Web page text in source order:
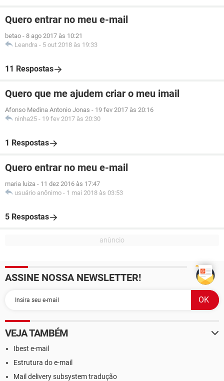
Quero entrar no meu e-mail
betao - 8 ago 2017 às 10:21
Leandra - 5 out 2018 às 19:33
11 Respostas
Quero que me ajudem criar o meu imail
Afonso Medina Antonio Jonas - 19 fev 2017 às 20:16
ninha25 - 19 fev 2017 às 20:30
1 Respostas
Quero entrar no meu e-mail
maria luiza - 11 dez 2016 às 17:47
usuário anônimo - 1 mai 2018 às 03:53
5 Respostas
ASSINE NOSSA NEWSLETTER!
VEJA TAMBÉM
Ibest e-mail
Estrutura do e-mail
Mail delivery subsystem tradução